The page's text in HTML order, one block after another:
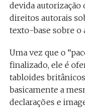
devida autorização
direitos autorais
texto-base sobre o
Uma vez que o
finalizado, ele é
tabloides
basicamente a
declarações e